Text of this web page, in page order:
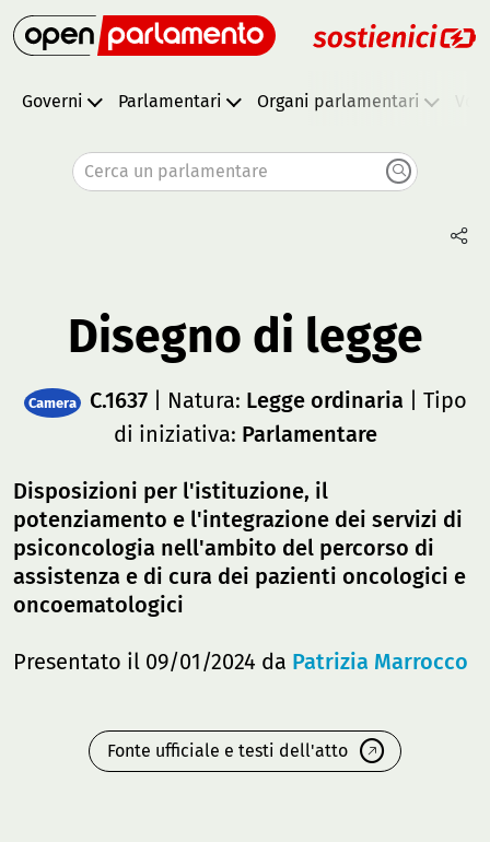
Governi Parlamentari Organi parlamentari
Cerca un parlamentare
Disegno di legge
Camera C.1637| Natura: Legge ordinaria | Tipo
di iniziativa: Parlamentare
Disposizioni per l'istituzione, il
potenziamento e l'integrazione dei servizi di
psiconcologia nell'ambito del percorso di
assistenza e di cura dei pazienti oncologici e
oncoematologici
Presentato il 09/01/2024 da Patrizia Marrocco
Fonte ufficiale e testi dell'atto